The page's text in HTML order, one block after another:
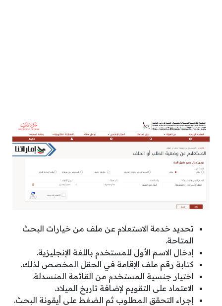
تحديد خدمة الاستعلام عن ملف من خيارات البحث
المتاحة.
إدخال الاسم الأول للمستخدم باللغة الإنجليزية.
كتابة رقم ملف الإقامة في الحقل المخصص لذلك.
اختيار جنسية المستخدم من القائمة المنسدلة.
الاعتماد على التقويم لإضافة تاريخ الميلاد.
إجراء التحقق المطلوب ثم الضغط على أيقونة البحث.